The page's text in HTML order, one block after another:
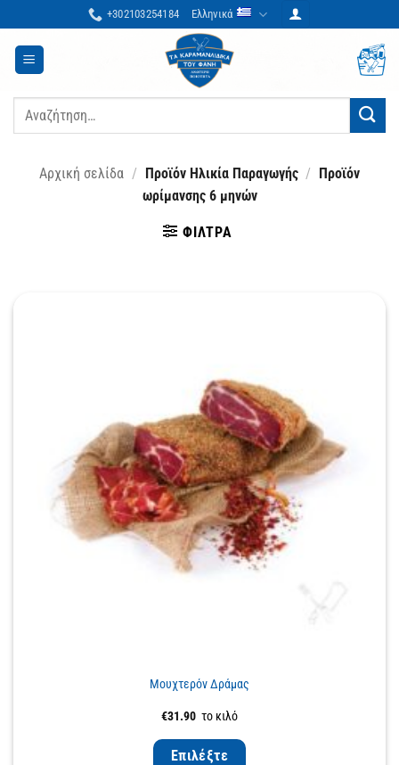
στο
περιεχόμενο
+302103254184 Ελληνικά
Αναζήτηση
Αρχική σελίδα / Προϊόν Ηλικία Παραγωγής / Προϊόν
ωρίμανσης 6 μηνών
ΦΊΛΤΡΑ
Μουχτερόν Δράμας
€31.90 το κιλό
Επιλέξτε